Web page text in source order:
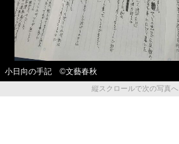
小日向の手記 ©️文藝春秋
縦スクロールで次の写真へ